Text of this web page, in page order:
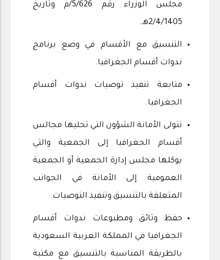
مجلس الوزراء رقم 5/626/م وتاريخ
2/4/1405هـ.
التنسيق مع الأقسام في وضع برنامج
ندوات أقسام الجغرافيا.
متابعة تنفيذ توصيات ندوات أقسام
الجغرافيا.
تتولى الأمانة الشؤون التي تحليها مجالس
أقسام الجغرافيا إلى الجمعية والتي
يوكلها مجلس إدارة الجمعية أو الجمعية
العمومية إلى الأمانة في الجوانب
المتعلقة بالتنسيق وتنفيذ التوصيات.
حفظ وثائق ومطبوعات ندوات أقسام
الجغرافيا في المملكة العربية السعودية
بالطريقة المناسبة بالتنسيق مع مكتبة